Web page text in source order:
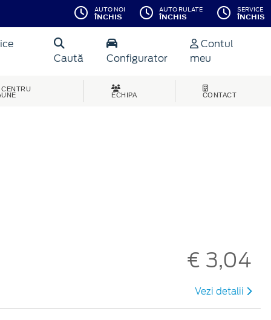
AUTO NOI
ÎNCHIS
AUTO RULATE
ÎNCHIS
SERVICE
ÎNCHIS
Caută Configurator
Contul
meu
CENTRU
ECHIPA CONTACT
€ 3,04
Vezi detalii